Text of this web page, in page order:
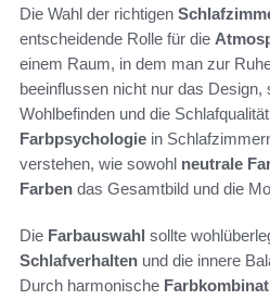
Die Wahl der richtigen
entscheidende Rolle für die
einem Raum, in dem man zur
beeinflussen nicht nur das Design,
Wohlbefinden und die
Farbpsychologie in
verstehen, wie sowohl neutrale
Farben das Gesamtbild und die
Die Farbauswahl sollte
Schlafverhalten und die innere
Durch harmonische